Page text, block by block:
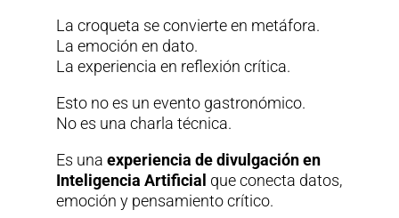
La croqueta se convierte en metáfora.
La emoción en dato.
La experiencia en reflexión crítica.
Esto no es un evento gastronómico.
No es una charla técnica.
Es una experiencia de divulgación en
Inteligencia Artificial que conecta datos,
emoción y pensamiento crítico.